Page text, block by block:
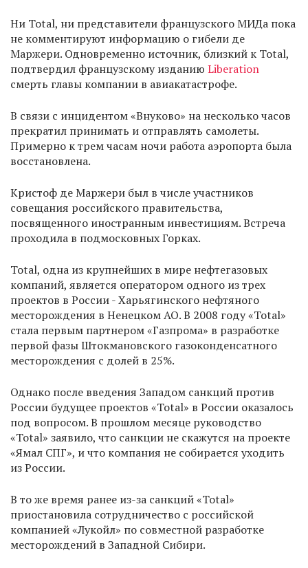
Ни Total, ни представители французского МИДа пока
не комментируют информацию о гибели де
Маржери. Одновременно источник, близкий к Total,
подтвердил французскому изданию Liberation
смерть главы компании в авиакатастрофе.
В связи с инцидентом «Внуково» на несколько часов
прекратил принимать и отправлять самолеты.
Примерно к трем часам ночи работа аэропорта была
восстановлена.
Кристоф де Маржери был в числе участников
совещания российского правительства,
посвященного иностранным инвестициям. Встреча
проходила в подмосковных Горках.
Total, одна из крупнейших в мире нефтегазовых
компаний, является оператором одного из трех
проектов в России - Харьягинского нефтяного
месторождения в Ненецком АО. В 2008 году «Total»
стала первым партнером «Газпрома» в разработке
первой фазы Штокмановского газоконденсатного
месторождения с долей в 25%.
Однако после введения Западом санкций против
России будущее проектов «Total» в России оказалось
под вопросом. В прошлом месяце руководство
«Total» заявило, что санкции не скажутся на проекте
«Ямал СПГ», и что компания не собирается уходить
из России.
В то же время ранее из-за санкций «Total»
приостановила сотрудничество с российской
компанией «Лукойл» по совместной разработке
месторождений в Западной Сибири.